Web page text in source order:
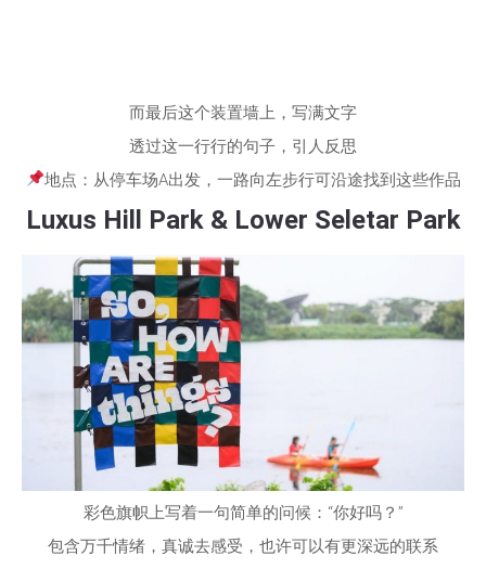
而最后这个装置墙上，写满文字
透过这一行行的句子，引人反思
地点：从停车场A出发，一路向左步行可沿途找到这些作品
Luxus Hill Park & Lower Seletar Park
彩色旗帜上写着一句简单的问候：“你好吗？”
包含万千情绪，真诚去感受，也许可以有更深远的联系